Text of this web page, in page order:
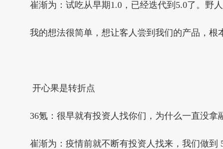
崔渐为：试吃从早期1.0，已经迭代到5.0了。野
我的想法很简单，想让客人尝到我们的产品，
开心果是转折点
36氪：很早就有投资人找你们，为什么一直没拿
崔渐为：疫情前就不断有投资人找来，我们做